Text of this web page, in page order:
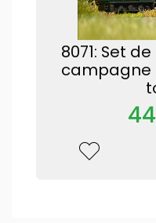
8071: Set
campagne